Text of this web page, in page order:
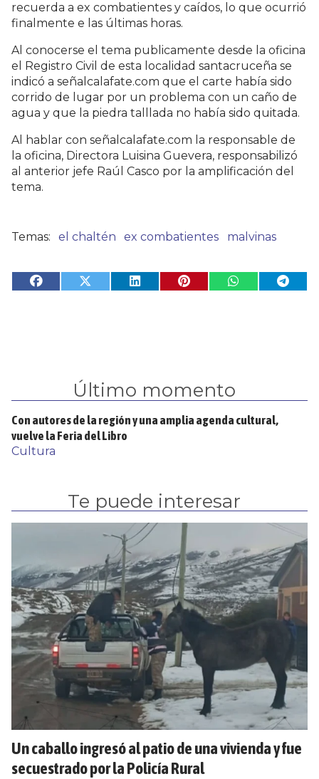
recuerda a ex combatientes y caídos, lo que ocurrió
finalmente e las últimas horas.
Al conocerse el tema publicamente desde la oficina
el Registro Civil de esta localidad santacruceña se
indicó a señalcalafate.com que el carte había sido
corrido de lugar por un problema con un caño de
agua y que la piedra talllada no había sido quitada.
Al hablar con señalcalafate.com la responsable de
la oficina, Directora Luisina Guevera, responsabilizó
al anterior jefe Raúl Casco por la amplificación del
tema.
el chaltén ex combatientes malvinas
Último momento
Con autores de la región y una amplia agenda cultural,
vuelve la Feria del Libro
Cultura
Te puede interesar
Un caballo ingresó al patio de una vivienda y fue
secuestrado por la Policía Rural